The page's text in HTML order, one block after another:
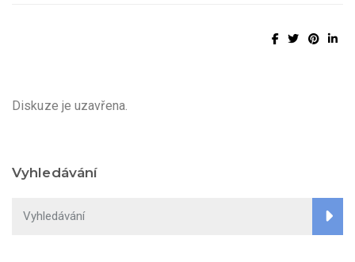
Diskuze je uzavřena.
Vyhledávání